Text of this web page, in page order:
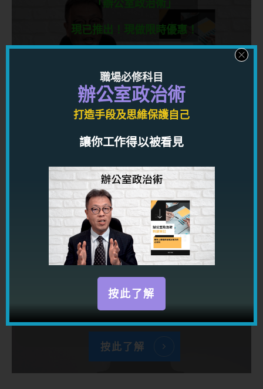
「辦公室政治術」
現已推出！現做限時優惠！
利用心理學，手段及經實例驗證的可行方法，學習
權力和影響力的運作方式，讓你在職場上打造高端
人脈網絡及一流人際關係，獲得金錢和權力！
千呼萬喚
「高情商溝通術」
現已推出！
利用强大情商及一流溝通技巧動之以情，
感染帶動任何人，讓你到處都得人緣，得
桃花，得貴人！
按此了解
職場必修科目
辦公室政治術
打造手段及思維保護自己
讓你工作得以被看見
按此了解